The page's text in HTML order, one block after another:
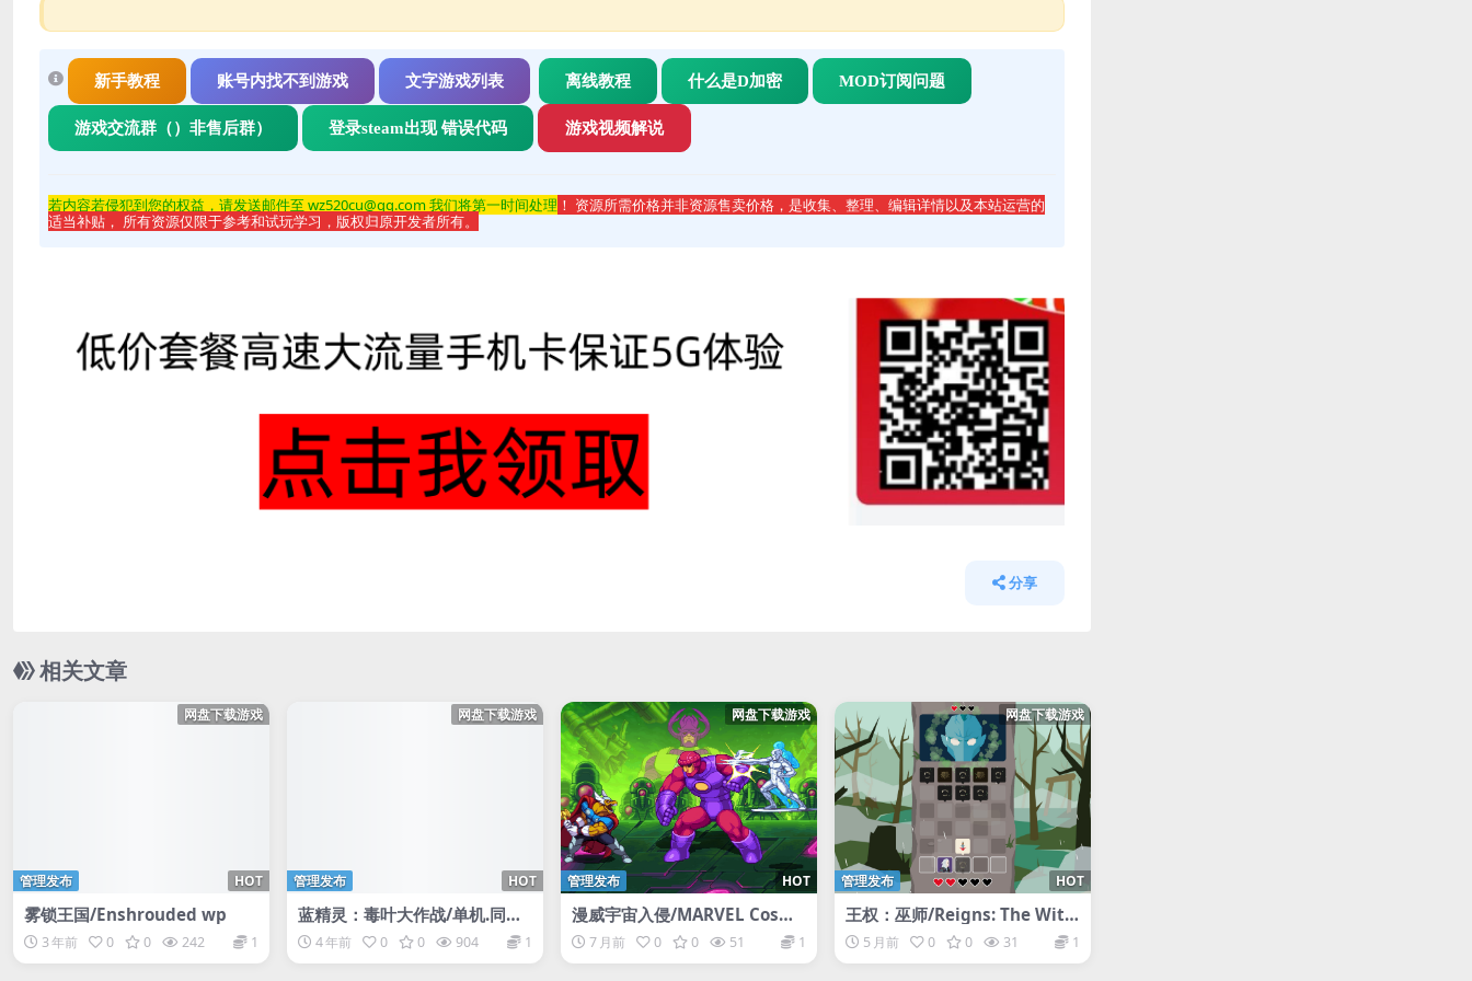
新手教程 账号内找不到游戏 文字游戏列表 离线教程 什么是D加密 MOD订阅问题
游戏交流群（）非售后群） 登录steam出现 错误代码 游戏视频解说
若内容若侵犯到您的权益，请发送邮件至 wz520cu@qq.com 我们将第一时间处理 ！ 资源所需价格并非资源售卖价格，是收集、整理、编辑详情以及本站运营的
适当补贴， 所有资源仅限于参考和试玩学习，版权归原开发者所有。
分享
相关文章
网盘下载游戏
HOT
管理发布
雾锁王国/Enshrouded wp
3 年前 0 0 242 1
网盘下载游戏
HOT
管理发布
蓝精灵：毒叶大作战/单机.同屏
多人4 年前 0 0 904 1
网盘下载游戏
HOT
管理发布
漫威宇宙入侵/MARVEL Cosmi
c Invasion
7 月前 0 0 51 1
网盘下载游戏
HOT
管理发布
王权：巫师/Reigns: The Witc
her5 月前 0 0 31 1